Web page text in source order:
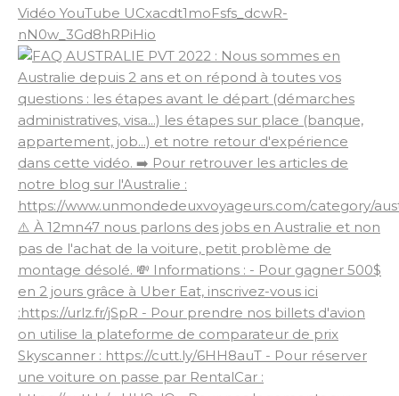
Vidéo YouTube UCxacdt1moFsfs_dcwR-
nN0w_3Gd8hRPiHio